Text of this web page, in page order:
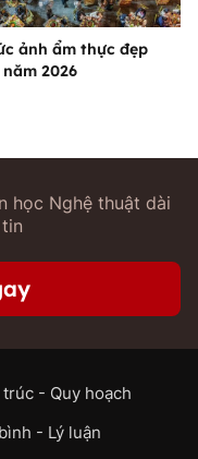
ảnh ẩm thực đẹp
2026
học Nghệ thuật dài
- Quy hoạch
- Lý luận